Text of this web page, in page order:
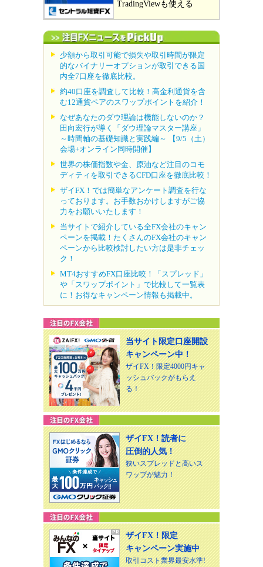
TradingViewも使える
少額から取引可能で損失や取引時間が限定
的なバイナリーオプションが取引できる国
内全7口座を徹底比較。
約40口座を調査して比較！高金利通貨を含
む12通貨ペアのスワップポイントを紹介！
なぜあなたのダウ理論は機能しないのか？
田向宏行が導く「ダウ理論マスター講座」
～時間軸の基礎知識と実践編～ 【9/5（土）
会場+オンライン同時開催】
世界の株価指数や金、原油など注目のコモ
ディティを取引できるCFD口座を徹底比較！
ザイFX！では簡単なアンケート調査を行な
っております。お手数おかけしますがご協
力をお願いいたします！
当サイトで紹介している全FX会社のキャン
ペーンを掲載！たくさんのFX会社のキャン
ペーンから比較検討したい方は是非チェッ
ク！
MT4おすすめFX口座比較！「スプレッド」
や「スワップポイント」で比較して一覧表
に！お得なキャンペーン情報も掲載中。
当サイト限定口座開設
キャンペーン中！
ザイFX！限定4000円キャ
ッシュバックがもらえ
る！
ザイFX！読者に
圧倒的人気！
狭いスプレッドと高いス
ワップが魅力！
ザイFX！限定
キャンペーン実施中
取引コスト業界最安水準!